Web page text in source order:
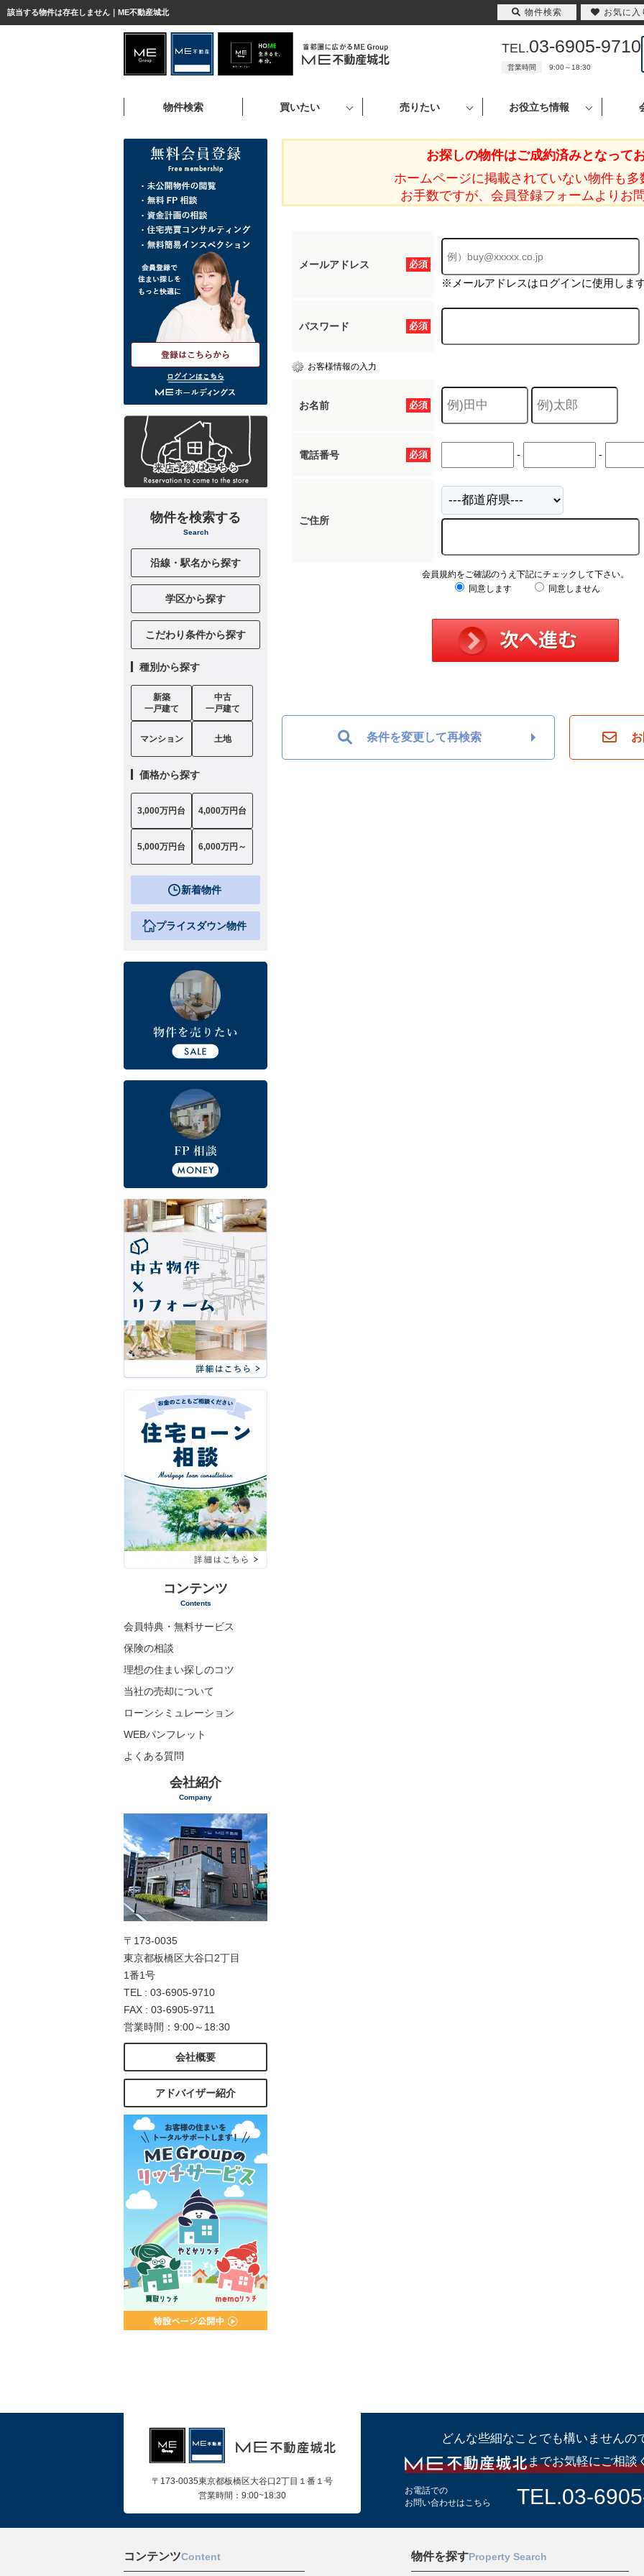
該当する物件は存在しません｜ME不動産城北
TEL.03-6905-9710
営業時間 9:00～18:30
物件検索 買いたい 売りたい お役立ち情報
お探しの物件はご成約済みとなってお
ホームページに掲載されていない物件も多
お手数ですが、会員登録フォームよりお
必須
メールアドレス
※メールアドレスはログインに使用します
必須
パスワード
お客様情報の入力
必須
お名前
必須
電話番号 - -
ご住所
会員規約をご確認のうえ下記にチェックして下さい。
同意します
同意しません
条件を変更して再検索
ログインはこちら
物件を検索する
Search
沿線・駅名から探す
学区から探す
こだわり条件から探す
種別から探す
新築
一戸建て
中古
一戸建て
マンション 土地
価格から探す
3,000万円台 4,000万円台
5,000万円台 6,000万円～
新着物件
プライスダウン物件
コンテンツ
Contents
会員特典・無料サービス
保険の相談
理想の住まい探しのコツ
当社の売却について
ローンシミュレーション
WEBパンフレット
よくある質問
会社紹介
Company
〒173-0035
東京都板橋区大谷口2丁目
1番1号
TEL : 03-6905-9710
FAX : 03-6905-9711
営業時間：9:00～18:30
会社概要
アドバイザー紹介
〒173-0035東京都板橋区大谷口2丁目１番１号
営業時間：9:00~18:30
どんな些細なことでも構いませんの
までお気軽にご相談
お電話での
お問い合わせはこちら
TEL.03-
コンテンツContent 物件を探すProperty Search
物件検索 お気に入